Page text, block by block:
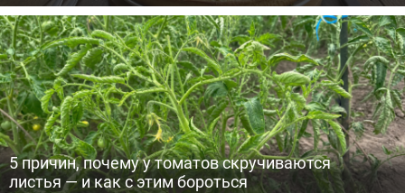
5 причин, почему у томатов скручиваются
листья — и как с этим бороться